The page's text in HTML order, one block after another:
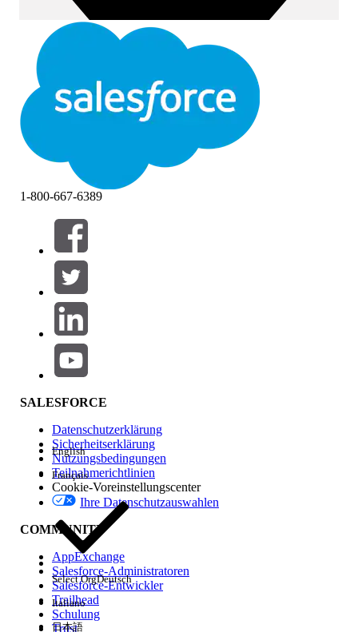
Filtern nach (0)
FILTER AUSWÄHLEN
Produktbereich
Auswirkungen auf Funktionen
Edition
Erfahrung
1-800-667-6389
SALESFORCE
Datenschutzerklärung
Sicherheitserklärung
Nutzungsbedingungen
Teilnahmerichtlinien
Cookie-Voreinstellungscenter
Ihre Datenschutzauswahlen
COMMUNITY
AppExchange
Salesforce-Administratoren
Salesforce-Entwickler
Trailhead
Schulung
Trust
English
Français
Select OrgDeutsch
Italiano
日本語